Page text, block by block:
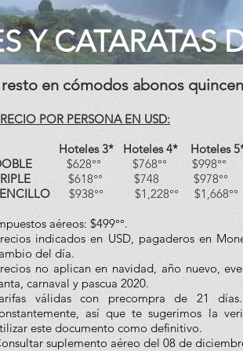
Y CATARATAS
en cómodos abonos
POR PERSONA EN USD:
Hoteles 3* Hoteles 4* Hoteles 5*
$628°° $768°° $998°°
$618°° $748 $978°°
$938°° $1,228°°
aéreos: $499°°.
indicados en USD, pagaderos en
del día.
no aplican en navidad, año nuevo,
carnaval y pascua 2020.
válidas con precompra de 21
así que te sugerimos la
este documento como definitivo.
suplemento aéreo del 08 de